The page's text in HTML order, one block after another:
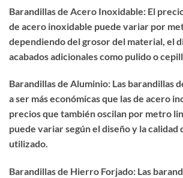
Barandillas de Acero Inoxidable: El
de acero inoxidable puede variar por
dependiendo del grosor del material, el
acabados adicionales como pulido o
Barandillas de Aluminio: Las barandillas
a ser más económicas que las de acero
precios que también oscilan por metro
puede variar según el diseño y la calidad
utilizado.
Barandillas de Hierro Forjado: Las